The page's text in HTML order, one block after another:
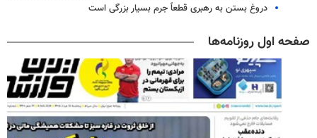
دروغ بستن به رهبری قطعاً جرم بسیار بزرگی است
صفحه اول روزنامه‌ها